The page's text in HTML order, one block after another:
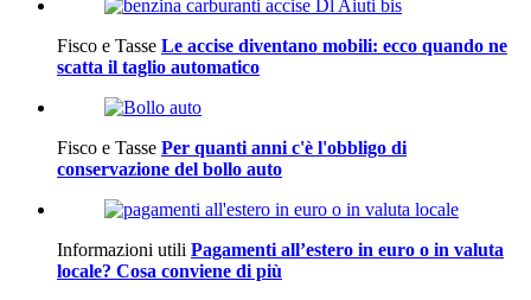
Fisco e Tasse Le accise diventano mobili: ecco quando ne
scatta il taglio automatico
Fisco e Tasse Per quanti anni c'è l'obbligo di
conservazione del bollo auto
Informazioni utili Pagamenti all’estero in euro o in valuta
locale? Cosa conviene di più